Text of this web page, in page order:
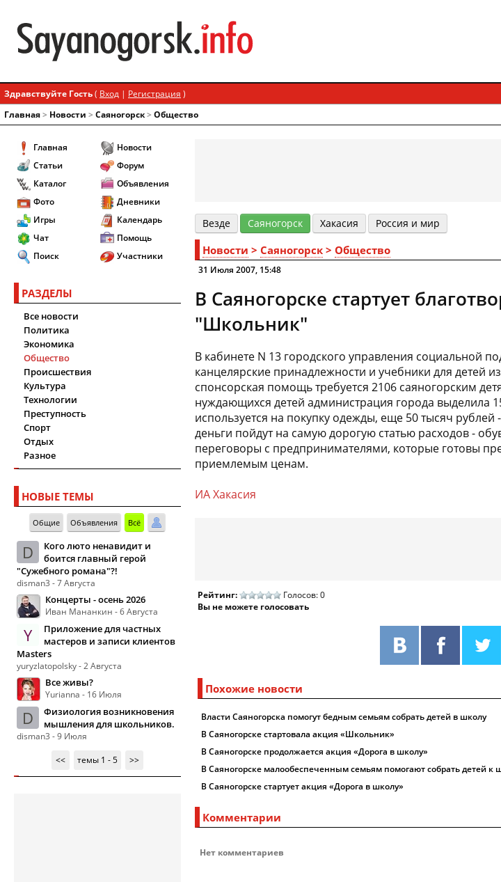
Здравствуйте Гость( Вход | Регистрация )
Главная> Новости > Cаяногорск> Общество
Главная
Статьи
Каталог
Фото
Игры
Чат
Поиск
Новости
Форум
Объявления
Дневники
Календарь
Помощь
Участники
РАЗДЕЛЫ
Все новости
Политика
Экономика
Общество
Происшествия
Культура
Технологии
Преступность
Спорт
Отдых
Разное
НОВЫЕ ТЕМЫ
Общие Объявления Всё
D
Кого люто ненавидит и
боится главный герой
"Сужебного романа"?!
disman3 - 7 Августа
Концерты - осень 2026
Иван Мананкин - 6 Августа
Y
Приложение для частных
мастеров и записи клиентов
Masters
yuryzlatopolsky - 2 Августа
Все живы?
Yurianna - 16 Июля
D
Физиология возникновения
мышления для школьников.
disman3 - 9 Июля
<<
темы 1 - 5 >>
Везде Cаяногорск Хакасия Россия и мир
Новости > Cаяногорск > Общество
31 Июля 2007, 15:48
В Саяногорске стартует
"Школьник"
В кабинете N 13 городского управления социальной
канцелярские принадлежности и учебники для детей
спонсорская помощь требуется 2106 саяногорским
нуждающихся детей администрация города выделила
используется на покупку одежды, ещe 50 тысяч
деньги пойдут на самую дорогую статью расходов -
переговоры с предпринимателями, которые готовы
приемлемым ценам.
ИА Хакасия
Рейтинг:
Голосов: 0
Вы не можете голосовать
Похожие новости
Власти Саяногорска помогут бедным семьям собрать детей в школу
В Саяногорске стартовала акция «Школьник»
В Саяногорске продолжается акция «Дорога в школу»
В Саяногорске малообеспеченным семьям помогают собрать детей к
В Саяногорске стартует акция «Дорога в школу»
Комментарии
Нет комментариев